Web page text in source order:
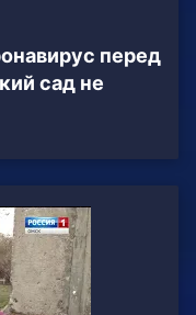
перед
сад не